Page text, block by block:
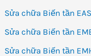
Sửa chữa Biến tần
Sửa chữa Biến tần
Sửa chữa Biến tần